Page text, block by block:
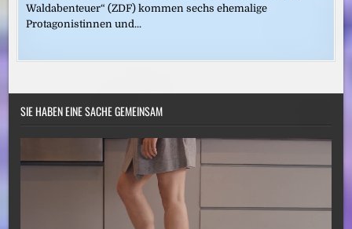
Waldabenteuer“ (ZDF) kommen sechs ehemalige
Protagonistinnen und...
SIE HABEN EINE SACHE GEMEINSAM